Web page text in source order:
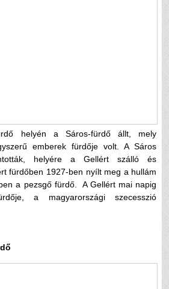
helyén a Sáros-fürdő állt, mely
emberek fürdője volt. A Sáros
helyére a Gellért szálló és
fürdőben 1927-ben nyílt meg a hullám
a pezsgő fürdő. A Gellért mai napig
a magyarországi szecesszió